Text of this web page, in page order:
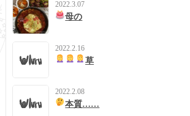
2022.3.07
母の
2022.2.16
草
2022.2.08
本質……